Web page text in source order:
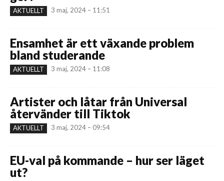
AKTUELLT 3 maj, 2024 – 11:51
Ensamhet är ett växande problem
bland studerande
AKTUELLT 3 maj, 2024 – 11:08
Artister och låtar från Universal
återvänder till Tiktok
AKTUELLT 3 maj, 2024 – 09:54
EU-val på kommande – hur ser läget
ut?